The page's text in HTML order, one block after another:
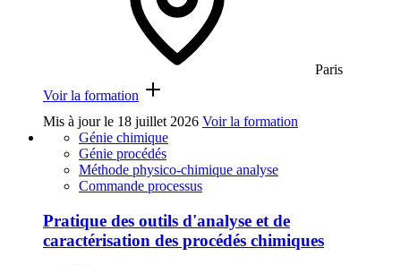
Paris
Voir la formation
Mis à jour le 18 juillet 2026 Voir la formation
Génie chimique
Génie procédés
Méthode physico-chimique analyse
Commande processus
Pratique des outils d'analyse et de
caractérisation des procédés chimiques